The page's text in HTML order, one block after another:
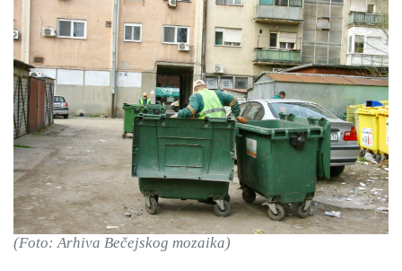
(Foto: Arhiva Bečejskog mozaika)